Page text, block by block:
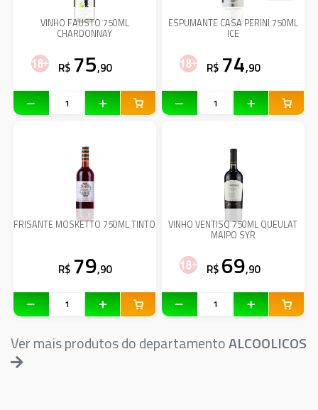
VINHO FAUSTO 750ML
CHARDONNAY
R$ 75,90
ESPUMANTE CASA PERINI 750ML
ICE
R$ 74,90
FRISANTE MOSKETTO 750ML TINTO
R$ 79,90
VINHO VENTISQ 750ML QUEULAT
MAIPO SYR
R$ 69,90
Ver mais produtos do departamentoALCOOLICOS